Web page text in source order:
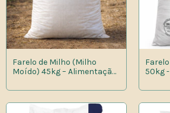
Farelo de Milho (Milho
Moído) 45kg – Alimentação
50kg